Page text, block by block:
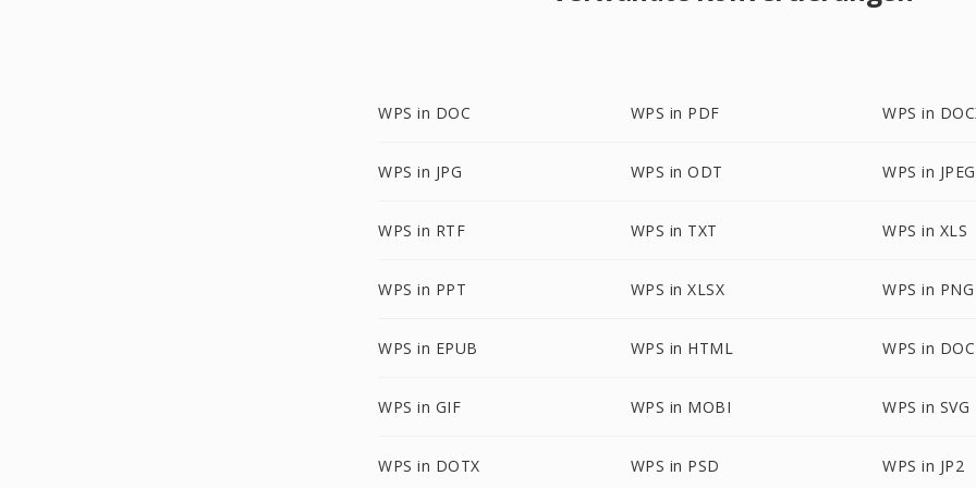
WPS in DOC WPS in PDF WPS in
WPS in JPG WPS in ODT WPS in JPEG
WPS in RTF WPS in TXT WPS in XLS
WPS in PPT WPS in XLSX WPS in PNG
WPS in EPUB WPS in HTML WPS in
WPS in GIF WPS in MOBI WPS in SVG
WPS in DOTX WPS in PSD WPS in JP2